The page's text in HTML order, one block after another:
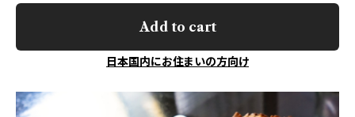
Add to cart
日本国内にお住まいの方向け